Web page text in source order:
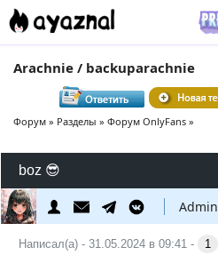
Arachnie / backuparachnie
Форум » Разделы » Форум OnlyFans »
boz 😎
Admin
Написал(а) - 31.05.2024 в 09:41 - 1